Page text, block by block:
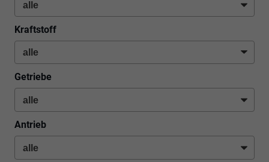
Kraftstoff
Getriebe
Antrieb